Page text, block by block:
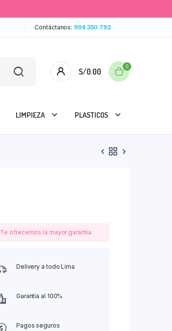
Contáctanos: 994 350 792
S/0.00
0
LIMPIEZA PLASTICOS
Te ofrecemos la mayor garantía
Delivery a todo Lima
Garantía al 100%
Pagos seguros